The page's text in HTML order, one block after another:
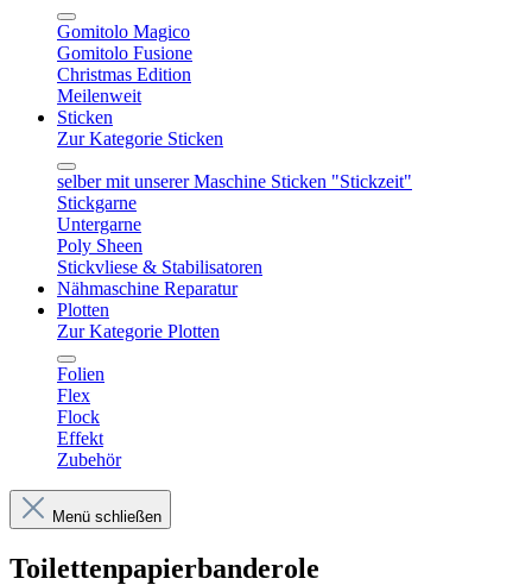
Gomitolo Magico
Gomitolo Fusione
Christmas Edition
Meilenweit
Sticken
Zur Kategorie Sticken
selber mit unserer Maschine Sticken "Stickzeit"
Stickgarne
Untergarne
Poly Sheen
Stickvliese & Stabilisatoren
Nähmaschine Reparatur
Plotten
Zur Kategorie Plotten
Folien
Flex
Flock
Effekt
Zubehör
Menü schließen
Toilettenpapierbanderole